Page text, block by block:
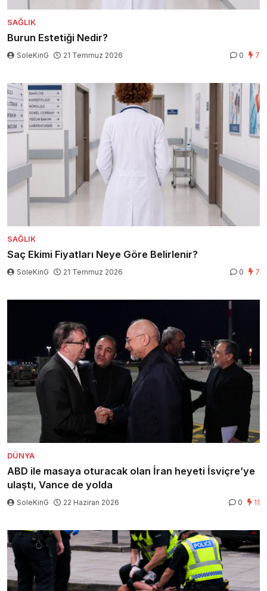
SAĞLIK
Burun Estetiği Nedir?
SoleKinG 21 Temmuz 2026 0 7
SAĞLIK
Saç Ekimi Fiyatları Neye Göre Belirlenir?
SoleKinG 21 Temmuz 2026 0 7
DÜNYA
ABD ile masaya oturacak olan İran heyeti İsviçre’ye
ulaştı, Vance de yolda
SoleKinG 22 Haziran 2026 0 11